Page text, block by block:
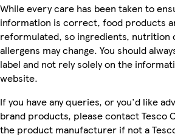
While every care has been taken to
information is correct, food products
reformulated, so ingredients, nutrition
allergens may change. You should
label and not rely solely on the
website.
If you have any queries, or you'd like
brand products, please contact Tesco
the product manufacturer if not a